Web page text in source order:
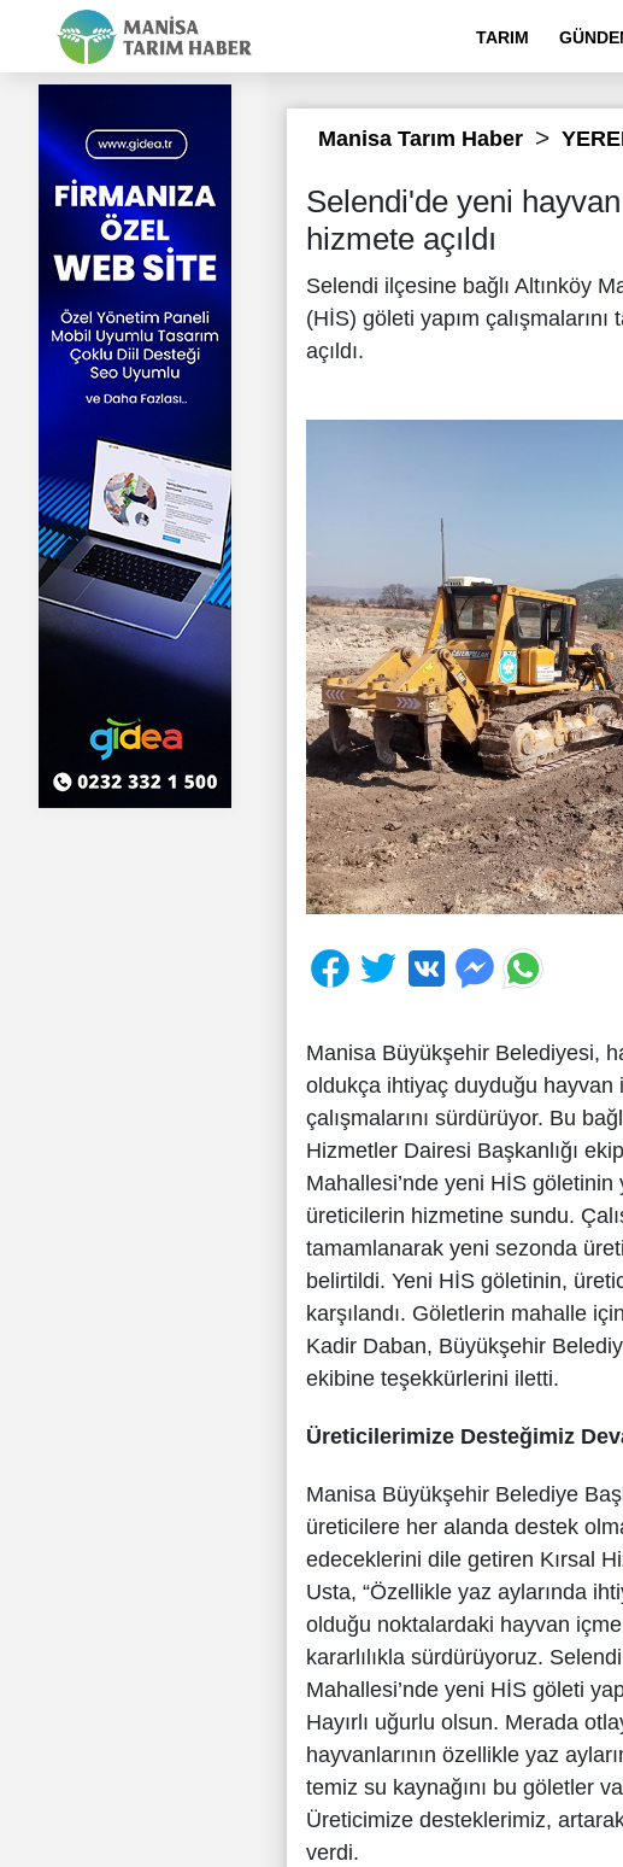
TARIM
Manisa Tarım Haber
Selendi'de yeni
hizmete açıldı
Selendi ilçesine bağlı Altınköy
(HİS) göleti yapım
açıldı.
Manisa Büyükşehir Belediyesi,
oldukça ihtiyaç duyduğu hayvan
çalışmalarını sürdürüyor. Bu
Hizmetler Dairesi Başkanlığı
Mahallesi’nde yeni HİS göletinin
üreticilerin hizmetine sundu.
tamamlanarak yeni sezonda
belirtildi. Yeni HİS göletinin,
karşılandı. Göletlerin mahalle
Kadir Daban, Büyükşehir
ekibine teşekkürlerini iletti.
Üreticilerimize Desteğimiz
Manisa Büyükşehir Belediye
üreticilere her alanda destek
edeceklerini dile getiren Kırsal
Usta, “Özellikle yaz aylarında
olduğu noktalardaki hayvan içme
kararlılıkla sürdürüyoruz.
Mahallesi’nde yeni HİS göleti
Hayırlı uğurlu olsun. Merada
hayvanlarının özellikle yaz
temiz su kaynağını bu göletler
Üreticimize desteklerimiz,
verdi.